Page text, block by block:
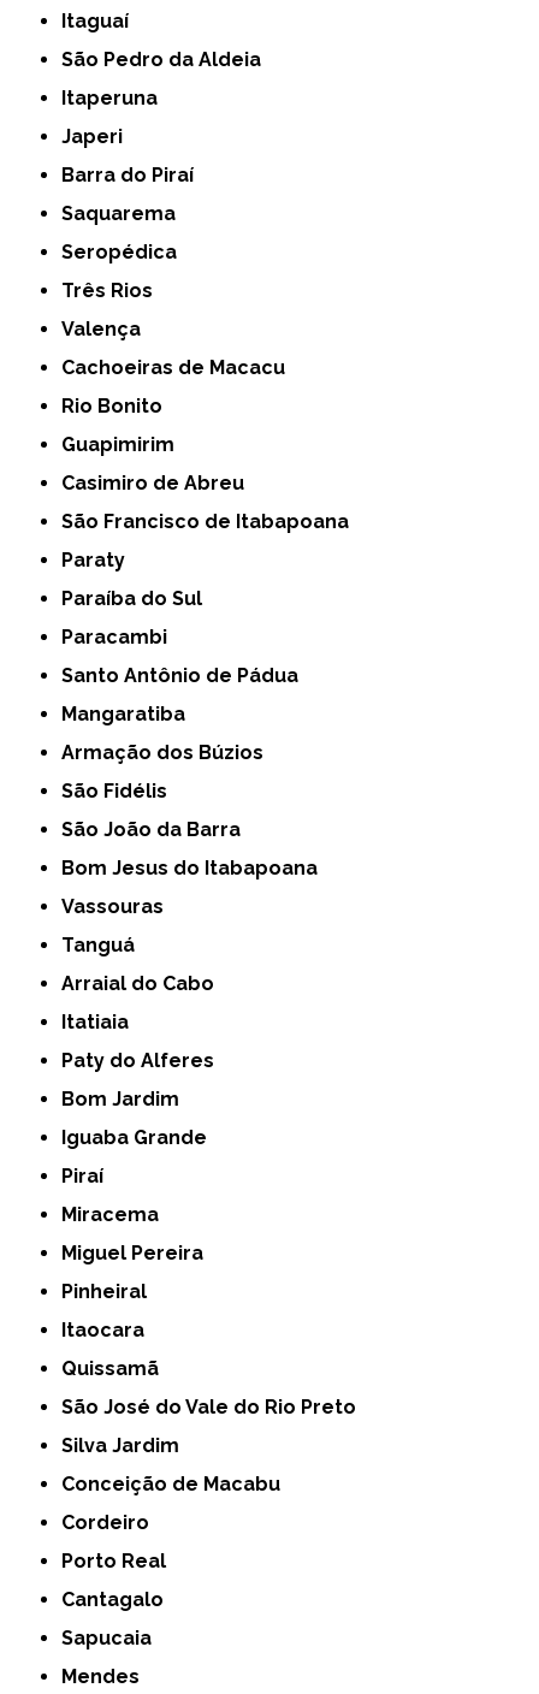
Itaguaí
São Pedro da Aldeia
Itaperuna
Japeri
Barra do Piraí
Saquarema
Seropédica
Três Rios
Valença
Cachoeiras de Macacu
Rio Bonito
Guapimirim
Casimiro de Abreu
São Francisco de Itabapoana
Paraty
Paraíba do Sul
Paracambi
Santo Antônio de Pádua
Mangaratiba
Armação dos Búzios
São Fidélis
São João da Barra
Bom Jesus do Itabapoana
Vassouras
Tanguá
Arraial do Cabo
Itatiaia
Paty do Alferes
Bom Jardim
Iguaba Grande
Piraí
Miracema
Miguel Pereira
Pinheiral
Itaocara
Quissamã
São José do Vale do Rio Preto
Silva Jardim
Conceição de Macabu
Cordeiro
Porto Real
Cantagalo
Sapucaia
Mendes